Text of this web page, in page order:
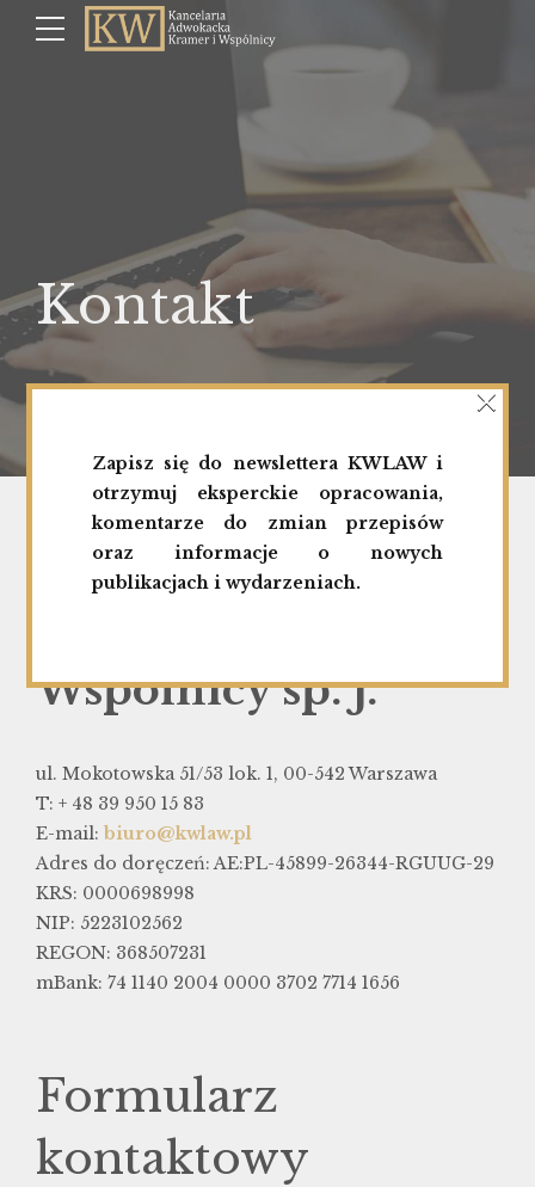
Kontakt
Kancelaria
Wspólnicy sp. j.
ul. Mokotowska 51/53 lok. 1, 00-542 Warszawa
T: + 48 39 950 15 83
E-mail: biuro@kwlaw.pl
Adres do doręczeń: AE:PL-45899-26344-RGUUG-29
KRS: 0000698998
NIP: 5223102562
REGON: 368507231
mBank: 74 1140 2004 0000 3702 7714 1656
Formularz
kontaktowy
Zapisz się do newslettera KWLAW i
otrzymuj eksperckie opracowania,
komentarze do zmian przepisów
oraz informacje o nowych
publikacjach i wydarzeniach.
×